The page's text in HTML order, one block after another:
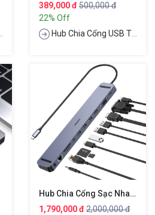
389,000 đ 500,000 đ
22% Off
Hub Chia Cổng USB Type-C
Hub Chia Cổng Sạc Nhanh 100W Type-C Đa Năng 11 In 1 Kiêm Giá Đỡ Hiệu CHOETECH M20
1,790,000 đ 2,000,000 đ